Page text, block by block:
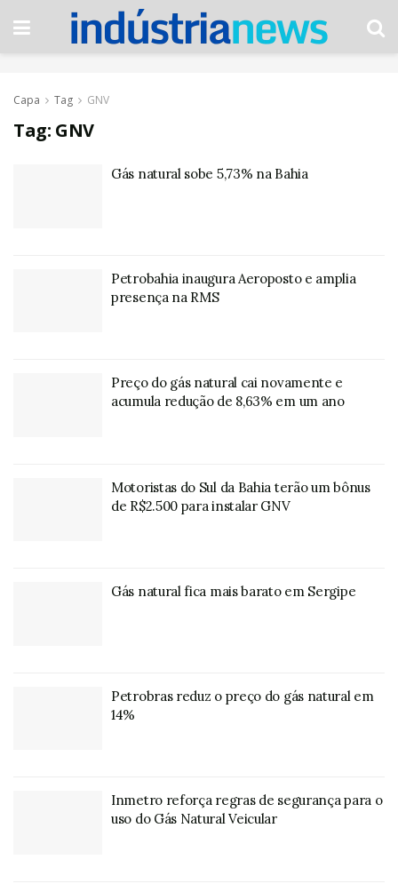
Capa Tag GNV
Tag: GNV
Gás natural sobe 5,73% na Bahia
Petrobahia inaugura Aeroposto e amplia
presença na RMS
Preço do gás natural cai novamente e
acumula redução de 8,63% em um ano
Motoristas do Sul da Bahia terão um bônus
de R$2.500 para instalar GNV
Gás natural fica mais barato em Sergipe
Petrobras reduz o preço do gás natural em
14%
Inmetro reforça regras de segurança para o
uso do Gás Natural Veicular